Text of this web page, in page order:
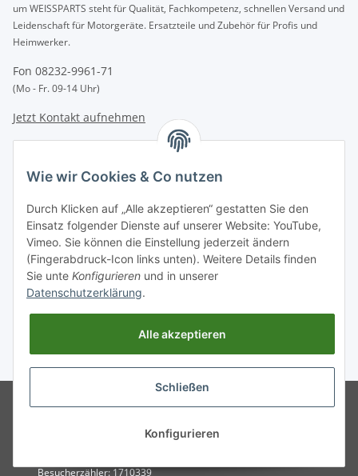
um WEISSPARTS steht für Qualität, Fachkompetenz, schnellen Versand und
Leidenschaft für Motorgeräte. Ersatzteile und Zubehör für Profis und
Heimwerker.
Fon 08232-9961-71
(Mo - Fr. 09-14 Uhr)
Jetzt Kontakt aufnehmen
Zahlungsarten
BAR | ÜBERWEISUNG | PAYPAL
Versandpartner
DHL | GLS | DPD | HERMES | POST
Versand
Zubehör für ✓Motorsäge
Besucherzähler: 1710339
Wie wir Cookies & Co nutzen
Durch Klicken auf „Alle akzeptieren“ gestatten Sie den
Einsatz folgender Dienste auf unserer Website: YouTube,
Vimeo. Sie können die Einstellung jederzeit ändern
(Fingerabdruck-Icon links unten). Weitere Details finden
Sie unte Konfigurieren und in unserer
Datenschutzerklärung.
Alle akzeptieren
Schließen
Konfigurieren